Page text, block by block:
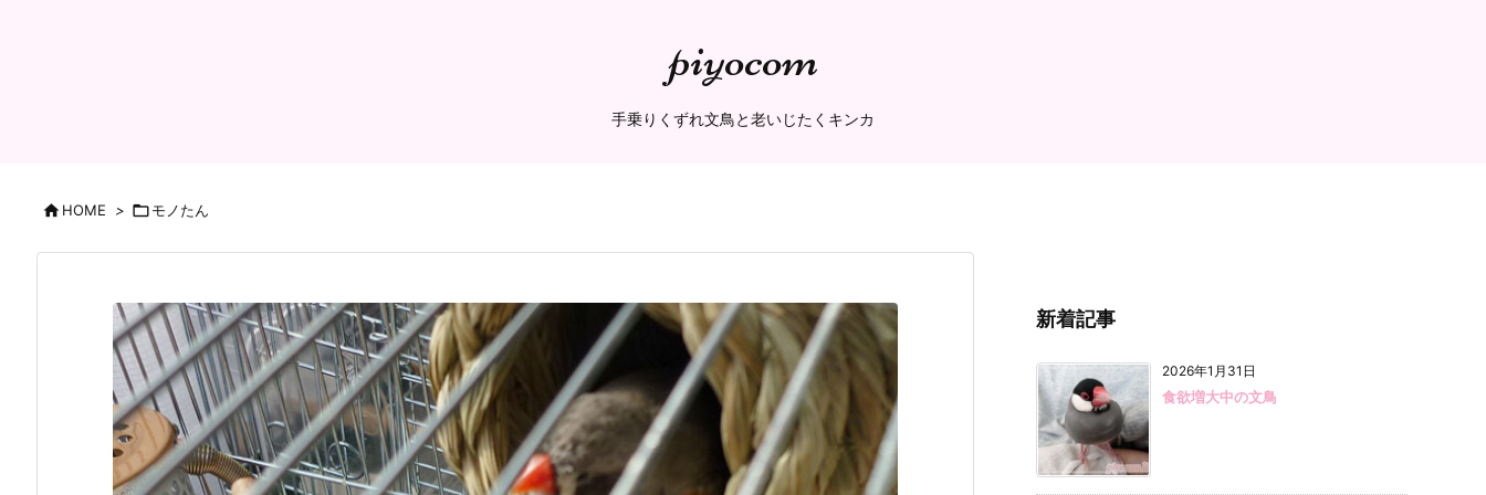
piyocom
手乗りくずれ文鳥と老いじたくキンカ
HOME > モノたん
新着記事
2026年1月31日
食欲増大中の文鳥